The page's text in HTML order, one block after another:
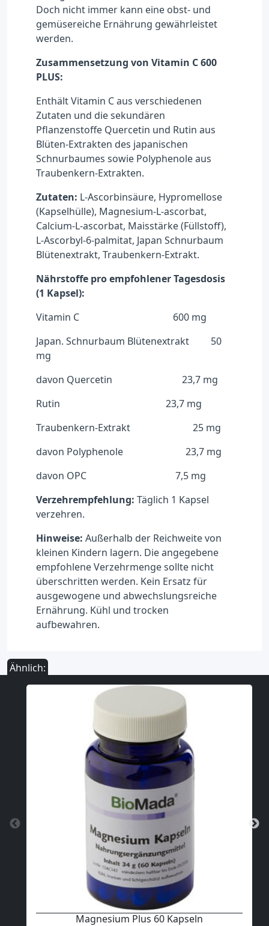
Doch nicht immer kann eine obst- und
gemüsereiche Ernährung gewährleistet
werden.
Zusammensetzung von Vitamin C 600
PLUS:
Enthält Vitamin C aus verschiedenen
Zutaten und die sekundären
Pflanzenstoffe Quercetin und Rutin aus
Blüten-Extrakten des japanischen
Schnurbaumes sowie Polyphenole aus
Traubenkern-Extrakten.
Zutaten: L-Ascorbinsäure, Hypromellose
(Kapselhülle), Magnesium-L-ascorbat,
Calcium-L-ascorbat, Maisstärke (Füllstoff),
L-Ascorbyl-6-palmitat, Japan Schnurbaum
Blütenextrakt, Traubenkern-Extrakt.
Nährstoffe pro empfohlener Tagesdosis
(1 Kapsel):
Vitamin C 600 mg
Japan. Schnurbaum Blütenextrakt 50
mg
davon Quercetin 23,7 mg
Rutin 23,7 mg
Traubenkern-Extrakt 25 mg
davon Polyphenole 23,7 mg
davon OPC 7,5 mg
Verzehrempfehlung: Täglich 1 Kapsel
verzehren.
Hinweise: Außerhalb der Reichweite von
kleinen Kindern lagern. Die angegebene
empfohlene Verzehrmenge sollte nicht
überschritten werden. Kein Ersatz für
ausgewogene und abwechslungsreiche
Ernährung. Kühl und trocken
aufbewahren.
Ähnlich:
Magnesium Plus 60 Kapseln